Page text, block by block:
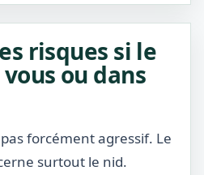
risques si le
ou dans
forcément agressif. Le
surtout le nid.